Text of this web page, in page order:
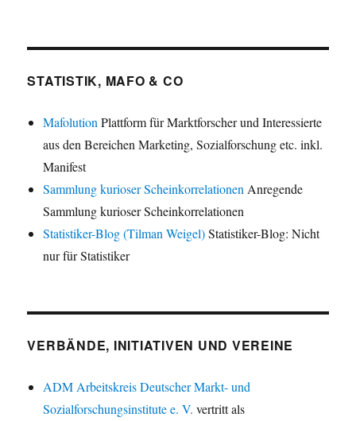
STATISTIK, MAFO & CO
Mafolution Plattform für Marktforscher und Interessierte
aus den Bereichen Marketing, Sozialforschung etc. inkl.
Manifest
Sammlung kurioser Scheinkorrelationen Anregende
Sammlung kurioser Scheinkorrelationen
Statistiker-Blog (Tilman Weigel)Statistiker-Blog: Nicht
nur für Statistiker
VERBÄNDE, INITIATIVEN UND VEREINE
ADM Arbeitskreis Deutscher Markt- und
Sozialforschungsinstitute e. V. vertritt als